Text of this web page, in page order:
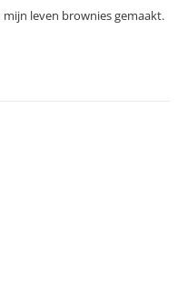
leven brownies gemaakt.